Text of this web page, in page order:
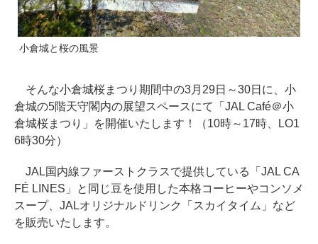
小倉城と桜の風景
そんな小倉城桜まつり期間中の3月29日～30日に、小
倉城の5階天守閣内の展望スペースにて「JAL Café＠小
倉城桜まつり」を開催いたします！（10時～17時、LO1
6時30分）
JAL国内線ファーストクラスで提供している「JAL CA
FÉ LINES」と同じ豆を使用した本格コーヒーやコンソメ
スープ、JALオリジナルドリンク「スカイタイム」など
を販売いたします。